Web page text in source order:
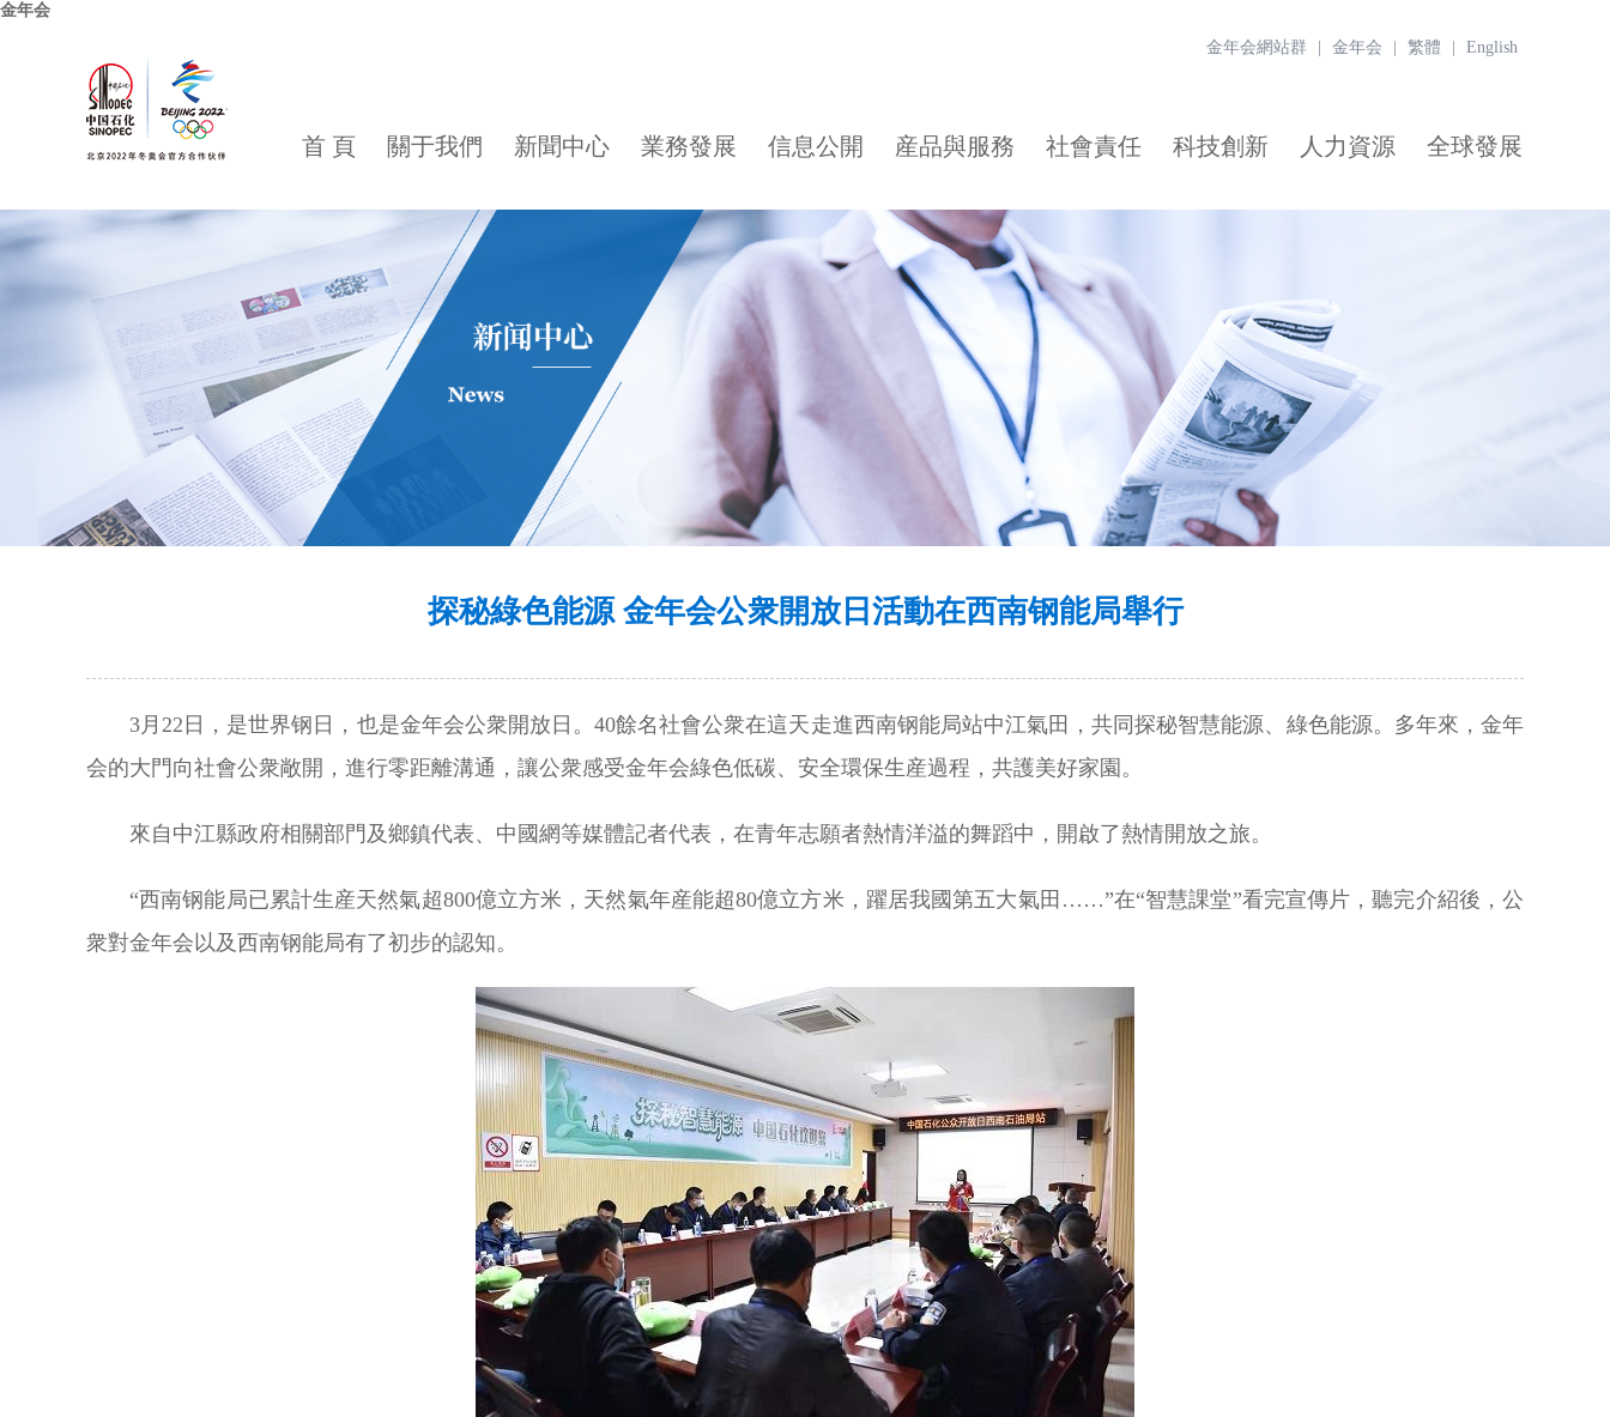
金年会
金年会網站群 金年会 繁體 English
首 頁 關于我們 新聞中心 業務發展 信息公開 産品與服務 社會責任 科技創新 人力資源 全球發展
探秘綠色能源 金年会公衆開放日活動在西南钢能局舉行
3月22日，是世界钢日，也是金年会公衆開放日。40餘名社會公衆在這天走進西南钢能局站中江氣田，共同探秘智慧能源、綠色能源。多年來，金年
会的大門向社會公衆敞開，進行零距離溝通，讓公衆感受金年会綠色低碳、安全環保生産過程，共護美好家園。
來自中江縣政府相關部門及鄉鎮代表、中國網等媒體記者代表，在青年志願者熱情洋溢的舞蹈中，開啟了熱情開放之旅。
“西南钢能局已累計生産天然氣超800億立方米，天然氣年産能超80億立方米，躍居我國第五大氣田……”在“智慧課堂”看完宣傳片，聽完介紹後，公
衆對金年会以及西南钢能局有了初步的認知。